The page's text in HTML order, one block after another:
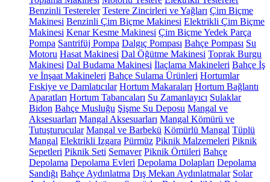
Benzinli Testereler Testere Zincirleri ve Yağları Çim Biçme
Makinesi Benzinli Çim Biçme Makinesi Elektrikli Çim Biçme
Makinesi Kenar Kesme Makinesi Çim Biçme Yedek Parça
Pompa Santrifüj Pompa Dalgıç Pompası Bahçe Pompası Su
Motoru Hasat Makinesi Dal Öğütme Makinesi Toprak Burgu
Makinesi Dal Budama Makinesi İlaçlama Makineleri Bahçe İş
ve İnşaat Makineleri Bahçe Sulama Ürünleri Hortumlar
Fıskiye ve Damlatıcılar Hortum Makaraları Hortum Bağlantı
Aparatları Hortum Tabancaları Su Zamanlayıcı Sulaklar
Bidon Bahçe Musluğu Şişme Su Deposu Mangal ve
Aksesuarları Mangal Aksesuarları Mangal Kömürü ve
Tutuşturucular Mangal ve Barbekü Kömürlü Mangal Tüplü
Mangal Elektrikli Izgara Pürmüz Piknik Malzemeleri Piknik
Sepetleri Piknik Seti Semaver Piknik Örtüleri Bahçe
Depolama Depolama Evleri Depolama Dolapları Depolama
Sandığı Bahçe Aydınlatma Dış Mekan Aydınlatmalar Solar